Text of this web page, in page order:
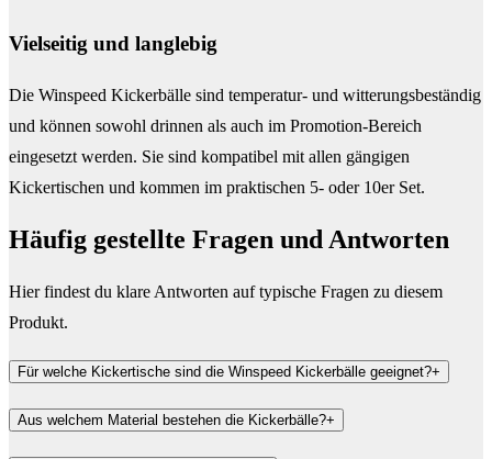
Vielseitig und langlebig
Die Winspeed Kickerbälle sind temperatur- und witterungsbeständig
und können sowohl drinnen als auch im Promotion-Bereich
eingesetzt werden. Sie sind kompatibel mit allen gängigen
Kickertischen und kommen im praktischen 5- oder 10er Set.
Häufig gestellte Fragen undAntworten
Hier findest du klare Antworten auf typische Fragen zu diesem
Produkt.
Für welche Kickertische sind die Winspeed Kickerbälle geeignet?+
Aus welchem Material bestehen die Kickerbälle?+